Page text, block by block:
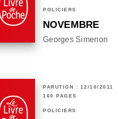
POLICIERS
NOVEMBRE
Georges Simenon
PARUTION : 12/10/2011
160 PAGES
POLICIERS